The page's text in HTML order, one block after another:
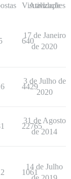
Visualizações
Atividade
640
17 de Janeiro
de 2020
4429
3 de Julho de
2020
22765
31 de Agosto
de 2014
1061
14 de Julho